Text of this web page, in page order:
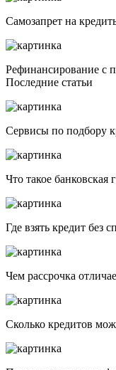
Самозапрет на
Рефинансирование с
Последние статьи
Сервисы по подбору
Что такое банковская
Где взять кредит без
Чем рассрочка
Сколько кредитов